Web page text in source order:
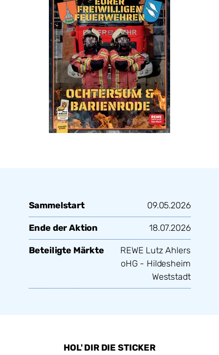
Sammelstart 09.05.2026
Ende der Aktion 18.07.2026
Beteiligte Märkte
REWE Lutz Ahlers
oHG - Hildesheim
Weststadt
HOL' DIR DIE STICKER